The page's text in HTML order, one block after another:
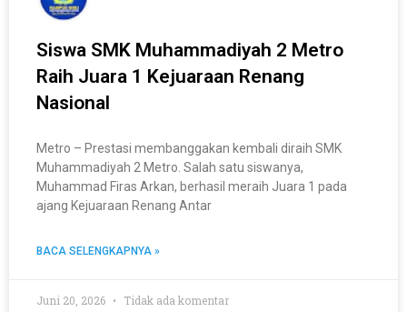
Siswa SMK Muhammadiyah 2 Metro
Raih Juara 1 Kejuaraan Renang
Nasional
Metro – Prestasi membanggakan kembali diraih SMK
Muhammadiyah 2 Metro. Salah satu siswanya,
Muhammad Firas Arkan, berhasil meraih Juara 1 pada
ajang Kejuaraan Renang Antar
BACA SELENGKAPNYA »
Juni 20, 2026 Tidak ada komentar